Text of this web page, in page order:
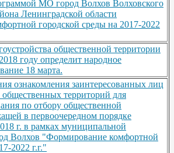
МО город Волхов Волховского
Ленинградской области
городской среды на 2017-2022
общественной территории
году определит народное
18 марта.
ознакомления заинтересованных лиц
территорий для
по отбору общественной
в первоочередном порядке
г. в рамках муниципальной
Волхов "Формирование комфортной
2022 г.г."